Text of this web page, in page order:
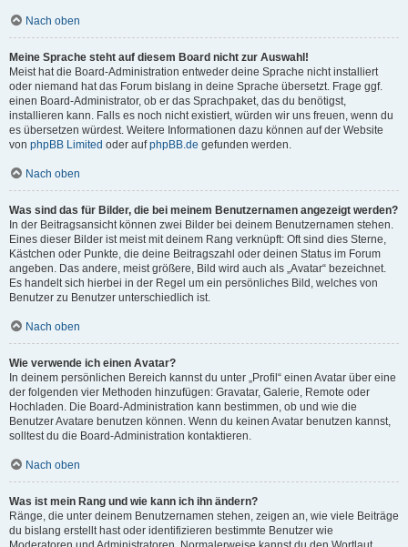
Nach oben
Meine Sprache steht auf diesem Board nicht zur Auswahl!
Meist hat die Board-Administration entweder deine Sprache nicht installiert
oder niemand hat das Forum bislang in deine Sprache übersetzt. Frage ggf.
einen Board-Administrator, ob er das Sprachpaket, das du benötigst,
installieren kann. Falls es noch nicht existiert, würden wir uns freuen, wenn du
es übersetzen würdest. Weitere Informationen dazu können auf der Website
von phpBB Limited oder aufphpBB.de gefunden werden.
Nach oben
Was sind das für Bilder, die bei meinem Benutzernamen angezeigt werden?
In der Beitragsansicht können zwei Bilder bei deinem Benutzernamen stehen.
Eines dieser Bilder ist meist mit deinem Rang verknüpft: Oft sind dies Sterne,
Kästchen oder Punkte, die deine Beitragszahl oder deinen Status im Forum
angeben. Das andere, meist größere, Bild wird auch als „Avatar“ bezeichnet.
Es handelt sich hierbei in der Regel um ein persönliches Bild, welches von
Benutzer zu Benutzer unterschiedlich ist.
Nach oben
Wie verwende ich einen Avatar?
In deinem persönlichen Bereich kannst du unter „Profil“ einen Avatar über eine
der folgenden vier Methoden hinzufügen: Gravatar, Galerie, Remote oder
Hochladen. Die Board-Administration kann bestimmen, ob und wie die
Benutzer Avatare benutzen können. Wenn du keinen Avatar benutzen kannst,
solltest du die Board-Administration kontaktieren.
Nach oben
Was ist mein Rang und wie kann ich ihn ändern?
Ränge, die unter deinem Benutzernamen stehen, zeigen an, wie viele Beiträge
du bislang erstellt hast oder identifizieren bestimmte Benutzer wie